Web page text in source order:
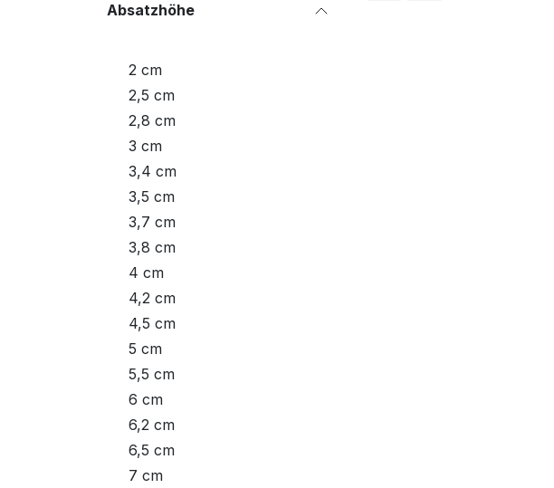
Absatzhöhe
2 cm
2,5 cm
2,8 cm
3 cm
3,4 cm
3,5 cm
3,7 cm
3,8 cm
4 cm
4,2 cm
4,5 cm
5 cm
5,5 cm
6 cm
6,2 cm
6,5 cm
7 cm